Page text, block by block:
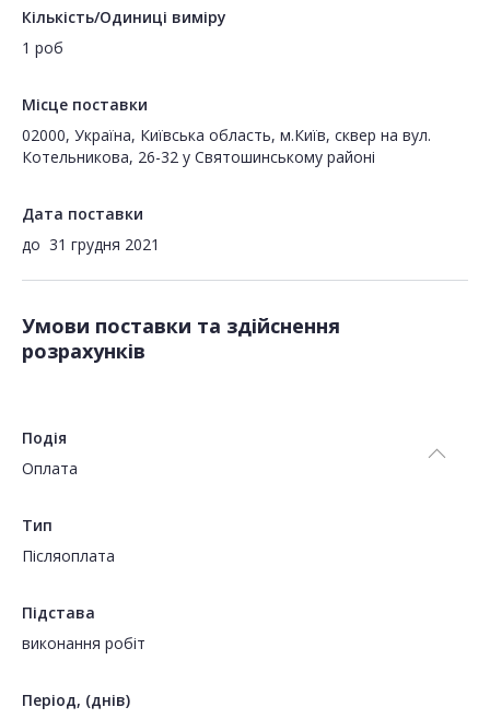
Кількість/Одиниці виміру
1 роб
Місце поставки
02000, Україна, Київська область, м.Київ, сквер на вул.
Котельникова, 26-32 у Святошинському районі
Дата поставки
до 31 грудня 2021
Умови поставки та здійснення
розрахунків
Подія
Оплата
Тип
Пiсляоплата
Підстава
виконання робіт
Період, (днів)